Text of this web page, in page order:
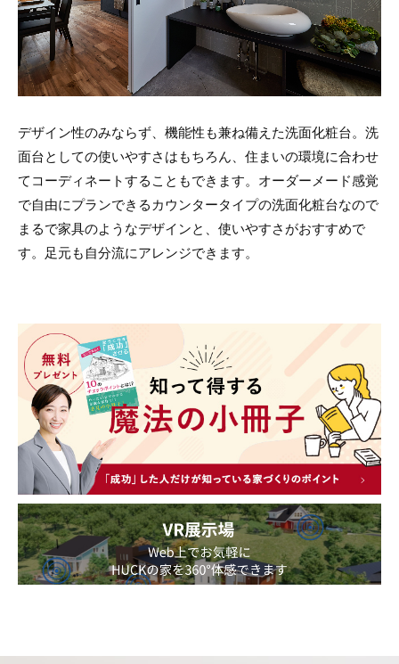
デザイン性のみならず、機能性も兼ね備えた洗面化粧台。洗
面台としての使いやすさはもちろん、住まいの環境に合わせ
てコーディネートすることもできます。オーダーメード感覚
で自由にプランできるカウンタータイプの洗面化粧台なので
まるで家具のようなデザインと、使いやすさがおすすめで
す。足元も自分流にアレンジできます。